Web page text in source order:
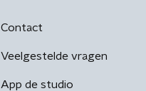
Contact
Veelgestelde vragen
App de studio